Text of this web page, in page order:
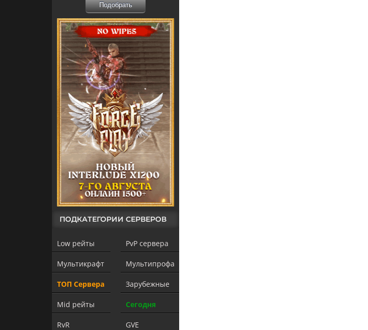
Подобрать
ПОДКАТЕГОРИИ СЕРВЕРОВ
Low рейты
Мультикрафт
ТОП Сервера
Mid рейты
RvR
PvP сервера
Мультипрофа
Зарубежные
Сегодня
GVE